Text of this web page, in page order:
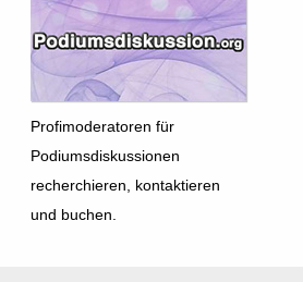
Profimoderatoren für
Podiumsdiskussionen
recherchieren, kontaktieren
und buchen.